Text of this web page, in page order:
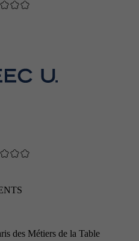
des Métiers de la Table